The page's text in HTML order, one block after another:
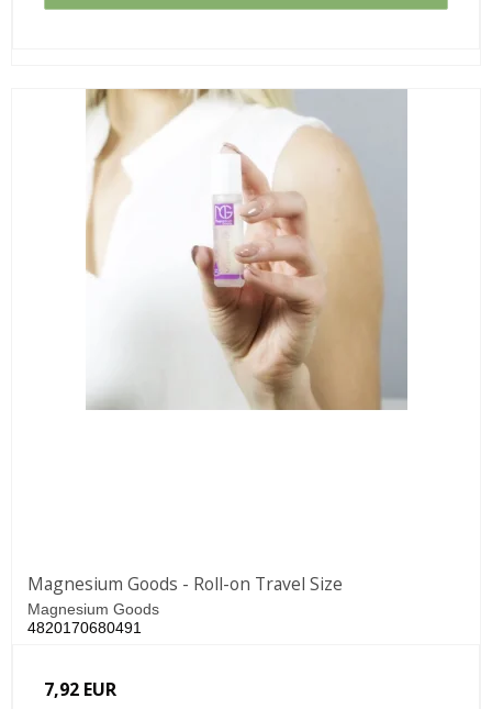
Magnesium Goods - Roll-on Travel Size
Magnesium Goods
4820170680491
7,92 EUR